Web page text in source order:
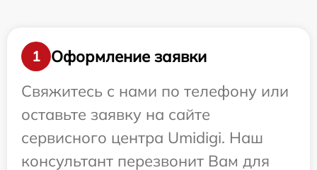
1
Оформление заявки
Свяжитесь с нами по телефону или
оставьте заявку на сайте
сервисного центра Umidigi. Наш
консультант перезвонит Вам для